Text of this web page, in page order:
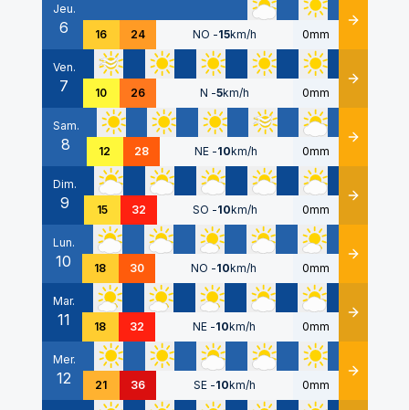
Jeu.
6 16 24 NO -15km/h 0mm Détails
Ven.
7 10 26 N -5km/h 0mm Détails
Sam.
8 12 28 NE -10km/h 0mm Détails
Dim.
9 15 32 SO -10km/h 0mm Détails
Lun.
10 18 30 NO -10km/h 0mm Détails
Mar.
11 18 32 NE -10km/h 0mm Détails
Mer.
12 21 36 SE -10km/h 0mm Détails